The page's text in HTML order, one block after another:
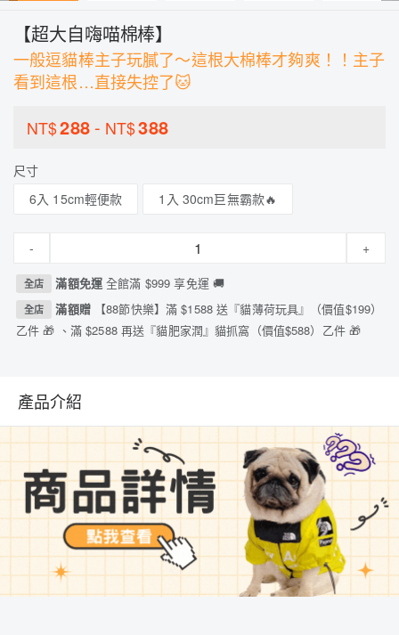
【超大自嗨喵棉棒】
一般逗貓棒主子玩膩了～這根大棉棒才夠爽！！主子
看到這根…直接失控了🐱
NT$288 - NT$388
尺寸
6入 15cm輕便款
1入 30cm巨無霸款🔥
- +
全店 滿額免運全館滿 $999 享免運 🚚
全店 滿額贈
【88節快樂】滿 $1588 送『貓薄荷玩具』（價值$199）
乙件 🎁 、滿 $2588 再送『貓肥家潤』貓抓窩（價值$588）乙件 🎁
產品介紹